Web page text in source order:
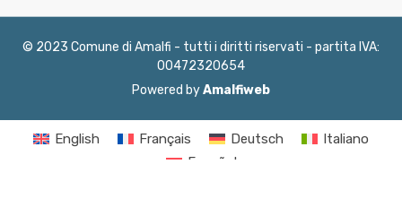
© 2023 Comune di Amalfi - tutti i diritti riservati - partita IVA:
00472320654
Powered byAmalfiweb
English Français Deutsch
Italiano
Español